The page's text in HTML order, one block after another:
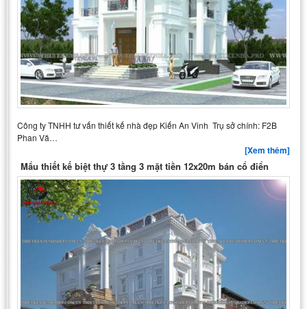
Công ty TNHH tư vấn thiết kế nhà đẹp Kiến An Vinh Trụ sở chính: F2B
Phan Vă…
[Xem thêm]
Mẩu thiết kế biệt thự 3 tầng 3 mặt tiền 12x20m bán cổ điển